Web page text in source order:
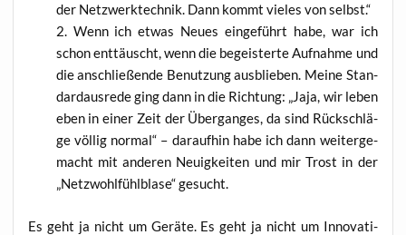
der Netz­werk­tech­nik. Dann kommt vie­les von selbst.“
Wenn ich etwas Neu­es ein­ge­führt habe, war ich
schon ent­täuscht, wenn die begeis­ter­te Auf­nah­me und
die anschlie­ßen­de Benut­zung aus­blie­ben. Mei­ne Stan­
dard­aus­re­de ging dann in die Rich­tung: „Jaja, wir leben
eben in einer Zeit der Über­gan­ges, da sind Rück­schlä­
ge völ­lig nor­mal“ – dar­auf­hin habe ich dann wei­ter­ge­
macht mit ande­ren Neu­ig­kei­ten und mir Trost in der
„Netz­wohl­fühl­b­la­se“ gesucht.
Es geht ja nicht um Gerä­te. Es geht ja nicht um Inno­va­ti­